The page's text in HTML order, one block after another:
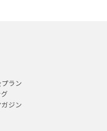
ラン
ジン